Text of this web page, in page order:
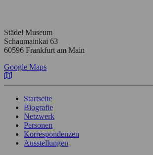
Städel Museum
Schaumainkai 63
60596 Frankfurt am Main
Google Maps
Startseite
Biografie
Netzwerk
Personen
Korrespondenzen
Ausstellungen